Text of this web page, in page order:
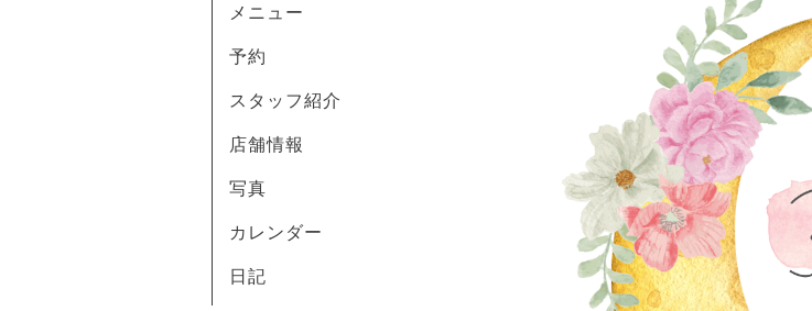
メニュー
予約
スタッフ紹介
店舗情報
写真
カレンダー
日記